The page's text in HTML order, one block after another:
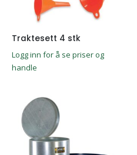
Traktesett 4 stk
Logg inn for å se priser og
handle